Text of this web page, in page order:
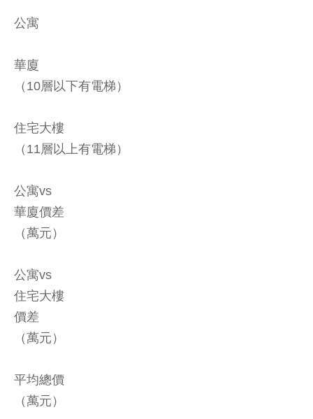
公寓
華廈
（10層以下有電梯）
住宅大樓
（11層以上有電梯）
公寓vs
華廈價差
（萬元）
公寓vs
住宅大樓
價差
（萬元）
平均總價
（萬元）